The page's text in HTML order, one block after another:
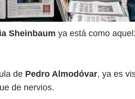
Sheinbaum ya está como
de Pedro Almodóvar, ya es
de nervios.